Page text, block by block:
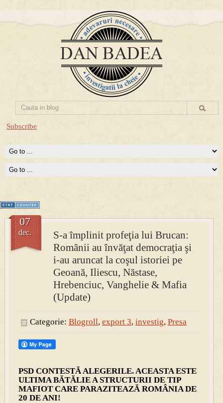
Subscribe
Disidenta anti-comunista
Europa Libera imi recunoaste statutul de disident.
S-a împlinit profeţia lui Brucan:
Românii au învăţat democraţia şi
i-au aruncat la coşul istoriei pe
Geoană, Iliescu, Năstase,
Hrebenciuc, Vanghelie & Mafia
(Update)
07
dec.
Categorie: Blogroll, export 3, investig, Presa
PSD CONTESTĂ ALEGERILE.ACEASTA ESTE
ULTIMA BĂTĂLIE A STRUCTURII DE TIP
MAFIOT CARE PARAZITEAZĂ ROMÂNIA DE
20 DE ANI!